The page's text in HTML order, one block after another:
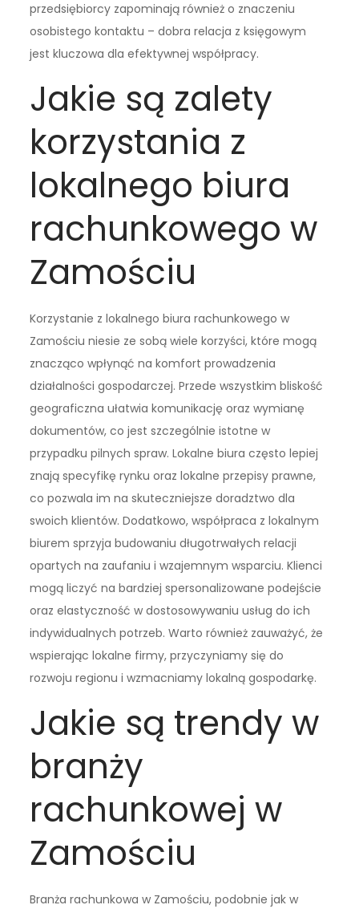
przedsiębiorcy zapominają również o znaczeniu
osobistego kontaktu – dobra relacja z księgowym
jest kluczowa dla efektywnej współpracy.
Jakie są zalety
korzystania z
lokalnego biura
rachunkowego w
Zamościu
Korzystanie z lokalnego biura rachunkowego w
Zamościu niesie ze sobą wiele korzyści, które mogą
znacząco wpłynąć na komfort prowadzenia
działalności gospodarczej. Przede wszystkim bliskość
geograficzna ułatwia komunikację oraz wymianę
dokumentów, co jest szczególnie istotne w
przypadku pilnych spraw. Lokalne biura często lepiej
znają specyfikę rynku oraz lokalne przepisy prawne,
co pozwala im na skuteczniejsze doradztwo dla
swoich klientów. Dodatkowo, współpraca z lokalnym
biurem sprzyja budowaniu długotrwałych relacji
opartych na zaufaniu i wzajemnym wsparciu. Klienci
mogą liczyć na bardziej spersonalizowane podejście
oraz elastyczność w dostosowywaniu usług do ich
indywidualnych potrzeb. Warto również zauważyć, że
wspierając lokalne firmy, przyczyniamy się do
rozwoju regionu i wzmacniamy lokalną gospodarkę.
Jakie są trendy w
branży
rachunkowej w
Zamościu
Branża rachunkowa w Zamościu, podobnie jak w